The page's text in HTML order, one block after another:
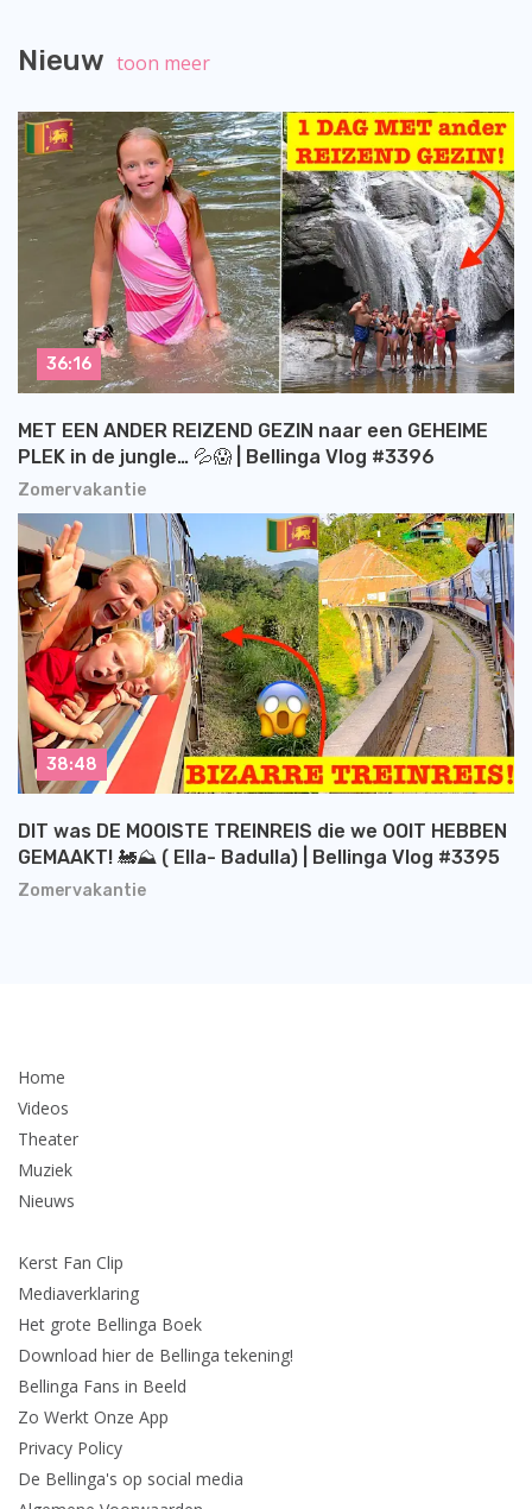
Nieuw toon meer
Zomervakantie
MET EEN ANDER REIZEND GEZIN naar een GEHEIME
PLEK in de jungle… 💦😱 | Bellinga Vlog #3396
36:16
Zomervakantie
DIT was DE MOOISTE TREINREIS die we OOIT HEBBEN
GEMAAKT! 🚂⛰️ ( Ella- Badulla) | Bellinga Vlog #3395
38:48
Home
Videos
Theater
Muziek
Nieuws
Kerst Fan Clip
Mediaverklaring
Het grote Bellinga Boek
Download hier de Bellinga tekening!
Bellinga Fans in Beeld
Zo Werkt Onze App
Privacy Policy
De Bellinga's op social media